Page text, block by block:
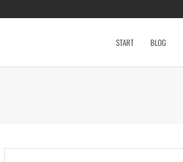
START BLOG